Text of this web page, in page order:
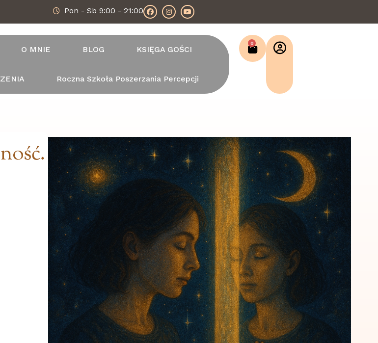
Pon - Sb 9:00 - 21:00
O MNIE BLOG KSIĘGA GOŚCI
Roczna Szkoła Poszerzania Percepcji
0